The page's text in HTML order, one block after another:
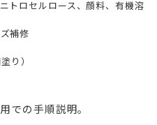
トロセルロース、顔料、有機溶
補修
り）
での手順説明。